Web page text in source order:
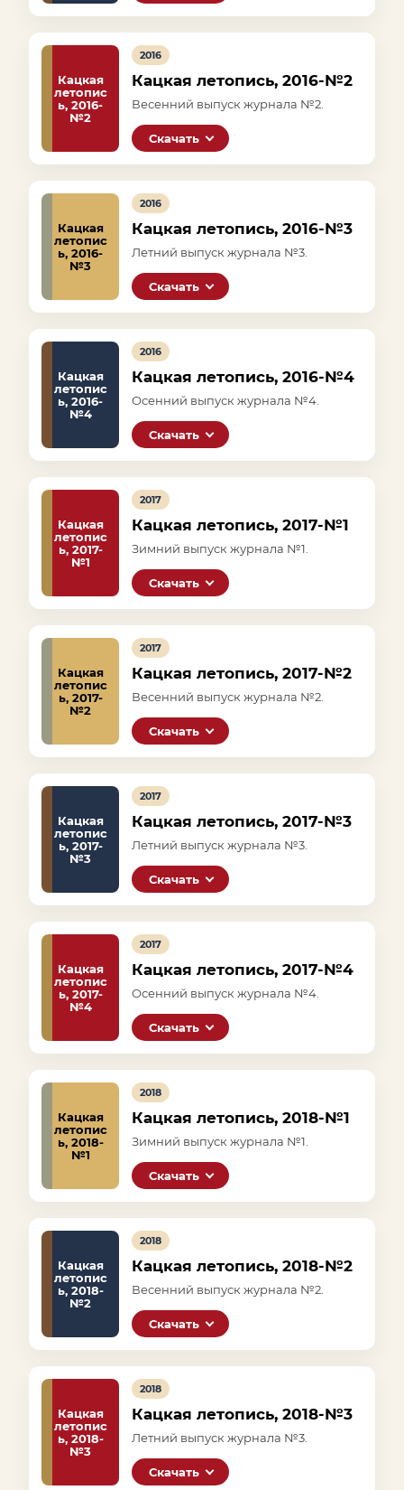
Кацкая
летопис
ь, 2016-
№2
2016
Кацкая летопись, 2016-№2
Весенний выпуск журнала №2.
Скачать
Кацкая
летопис
ь, 2016-
№3
2016
Кацкая летопись, 2016-№3
Летний выпуск журнала №3.
Скачать
Кацкая
летопис
ь, 2016-
№4
2016
Кацкая летопись, 2016-№4
Осенний выпуск журнала №4.
Скачать
Кацкая
летопис
ь, 2017-
№1
2017
Кацкая летопись, 2017-№1
Зимний выпуск журнала №1.
Скачать
Кацкая
летопис
ь, 2017-
№2
2017
Кацкая летопись, 2017-№2
Весенний выпуск журнала №2.
Скачать
Кацкая
летопис
ь, 2017-
№3
2017
Кацкая летопись, 2017-№3
Летний выпуск журнала №3.
Скачать
Кацкая
летопис
ь, 2017-
№4
2017
Кацкая летопись, 2017-№4
Осенний выпуск журнала №4.
Скачать
Кацкая
летопис
ь, 2018-
№1
2018
Кацкая летопись, 2018-№1
Зимний выпуск журнала №1.
Скачать
Кацкая
летопис
ь, 2018-
№2
2018
Кацкая летопись, 2018-№2
Весенний выпуск журнала №2.
Скачать
Кацкая
летопис
ь, 2018-
№3
2018
Кацкая летопись, 2018-№3
Летний выпуск журнала №3.
Скачать